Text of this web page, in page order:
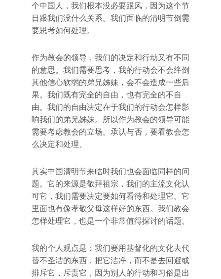
个中国人，我们根本没必要跟风，因为这个节
日跟我们没什么关系。我们面临的清明节倒需
要思考如何处理。
作为教会的领导，我们的决定和行动又有不同
的意思。我们需要思考，我的行动会不会绊倒
其他信心软弱的弟兄姊妹，会不会造成一些后
果。我们既有完全的自由，也有完全的不自
由。我们的自由决定在于我们的行动会怎样影
响我们的弟兄姊妹。所以作为教会的领导可能
需要考虑教会的立场。承认与否，要看教会怎
么决定和处理。
其实中国清明节来临时我们也会面临同样的问
题。它的来源是敬拜祖宗，我们的主流文化认
可它，我们需要决定要如何看待和处理它。它
里面也有像孝敬父母这样好的东西。我们教会
怎样处理它，也是一个非常值得探讨的话题。
我的个人观点是：我们要用基督化的文化去代
替不圣洁的东西，把它洁净，而不是去回避或
排斥它，斥责它，因为别人的行动和习俗是出